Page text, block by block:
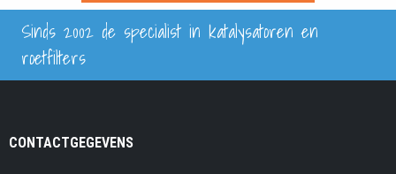
Sinds 2002 de specialist in katalysatoren en
roetfilters
CONTACTGEGEVENS